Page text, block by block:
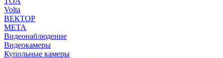
Volta
ВЕКТОР
МЕТА
Видеонаблюдение
Видеокамеры
Купольные камеры